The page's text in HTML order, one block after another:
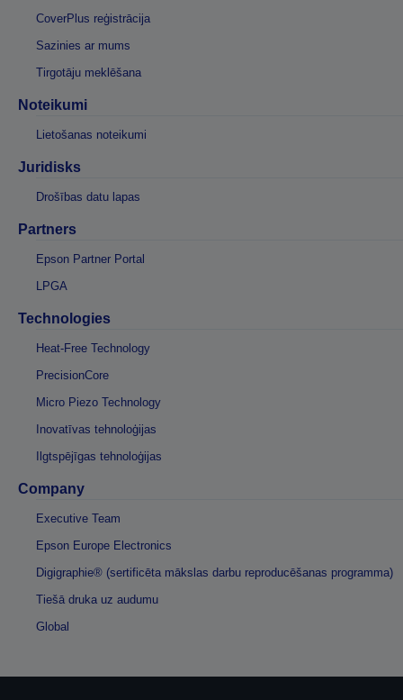
CoverPlus reģistrācija
Sazinies ar mums
Tirgotāju meklēšana
Noteikumi
Lietošanas noteikumi
Juridisks
Drošības datu lapas
Partners
Epson Partner Portal
LPGA
Technologies
Heat-Free Technology
PrecisionCore
Micro Piezo Technology
Inovatīvas tehnoloģijas
Ilgtspējīgas tehnoloģijas
Company
Executive Team
Epson Europe Electronics
Digigraphie® (sertificēta mākslas darbu reproducēšanas programma)
Tiešā druka uz audumu
Global